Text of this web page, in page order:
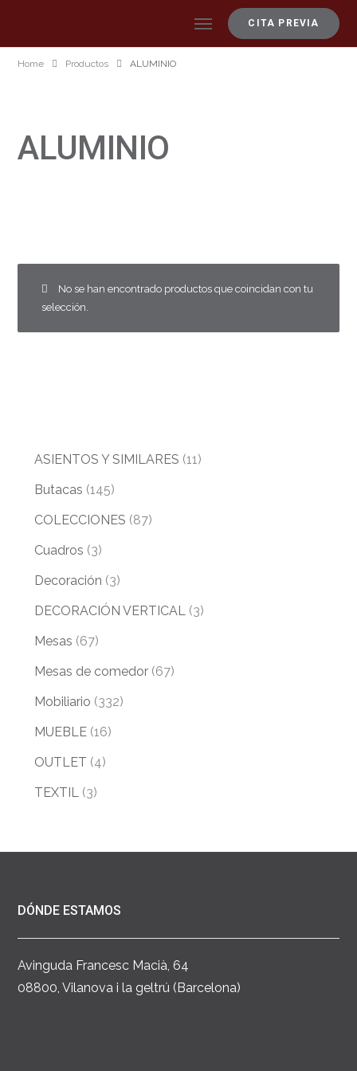
CITA PREVIA
Home Productos ALUMINIO
ALUMINIO
No se han encontrado productos que coincidan con tu
selección.
ASIENTOS Y SIMILARES (11)
Butacas (145)
COLECCIONES (87)
Cuadros (3)
Decoración (3)
DECORACIÓN VERTICAL (3)
Mesas (67)
Mesas de comedor (67)
Mobiliario (332)
MUEBLE (16)
OUTLET (4)
TEXTIL (3)
DÓNDE ESTAMOS
Avinguda Francesc Macià, 64
08800, Vilanova i la geltrú (Barcelona)